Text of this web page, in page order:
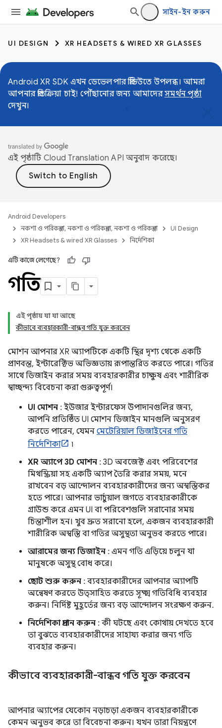
সাইন-ইন করুন
UI DESIGN XR HEADSETS & WIRED XR GLASSES
Android XR SDK এখন ডেভেলপার প্রিভিউতে উপলব্ধ। আমরা
আপনার প্রতিক্রিয়া চাই! পৌঁছানোর জন্য আমাদেরসমর্থন পৃষ্ঠা
দেখুন।
এই পৃষ্ঠাটি Cloud Translation API অনুবাদ করেছে।
Android Developers
নকশা ও পরিকল্পনা, নকশা ও পরিকল্পনা, নকশা ও পরিকল্পনা
UI Design
XR Headsets & wired XR Glasses
নির্দেশিকা
এটি কাজে লেগেছে?
গতি
এই পৃষ্ঠায় যা যা আছে
কীভাবে ব্যবহারকারী-বান্ধব গতি যুক্ত করবেন
মোশন আপনার XR অ্যাপটিকে একটি স্থির দৃশ্য থেকে একটি
প্রাণবন্ত, ইন্টারেক্টিভ অভিজ্ঞতায় রূপান্তরিত করতে পারে। গতির
সাথে ডিজাইন করার সময় ব্যবহারকারীর চাক্ষুষ এবং শারীরিক
স্বাচ্ছন্দ্য বিবেচনা করা গুরুত্বপূর্ণ।
UI মোশন : ইউজার ইন্টারফেস উপাদানগুলির জন্য,
আপনি প্রতিষ্ঠিত UI মোশন ডিজাইন মানগুলি অনুসরণ
করতে পারেন, যেমন মেটেরিয়াল ডিজাইনের গতি
নির্দেশিকা
৷
XR অ্যাপে 3D মোশন : 3D অবজেক্ট এবং পরিবেশের
মিথস্ক্রিয়া সহ একটি অ্যাপ তৈরি করার সময়, মনে
রাখবেন বড় আন্দোলন ব্যবহারকারীদের জন্য অস্বস্তিকর
হতে পারে। আপনার ভার্চুয়াল জগতে ব্যবহারকারীকে
গ্রাউন্ড করে এমন UI বা পরিবেশগুলি সরানোর সময়
চিন্তাশীল হন। খুব দ্রুত সরানো হলে, একজন ব্যবহারকারী
শারীরিক অস্বস্তি বা গতির অসুস্থতা অনুভব করতে পারে।
আরামের জন্য ডিজাইন : এমন গতি এড়িয়ে চলুন যা
মানুষকে অসুস্থ বোধ করে।
ছোট শুরু করুন : ব্যবহারকারীদের আপনার অ্যাপটি
অন্বেষণ করতে উত্সাহিত করতে সূক্ষ্ম গতিবিধি ব্যবহার
করুন। নির্দিষ্ট মুহূর্তের জন্য বড় আন্দোলন সংরক্ষণ করুন.
নির্দেশিকা প্রদান করুন : কী ঘটছে এবং কোথায় দেখতে হবে
তা বুঝতে ব্যবহারকারীদের সাহায্য করার জন্য গতি
ব্যবহার করুন।
কীভাবে ব্যবহারকারী-বান্ধব গতি যুক্ত করবেন
আপনার অ্যাপের যেকোন নড়াচড়া একজন ব্যবহারকারীকে
কেমন অনুভব করে তা বিবেচনা করুন। যখন তারা নিয়ন্ত্রণে